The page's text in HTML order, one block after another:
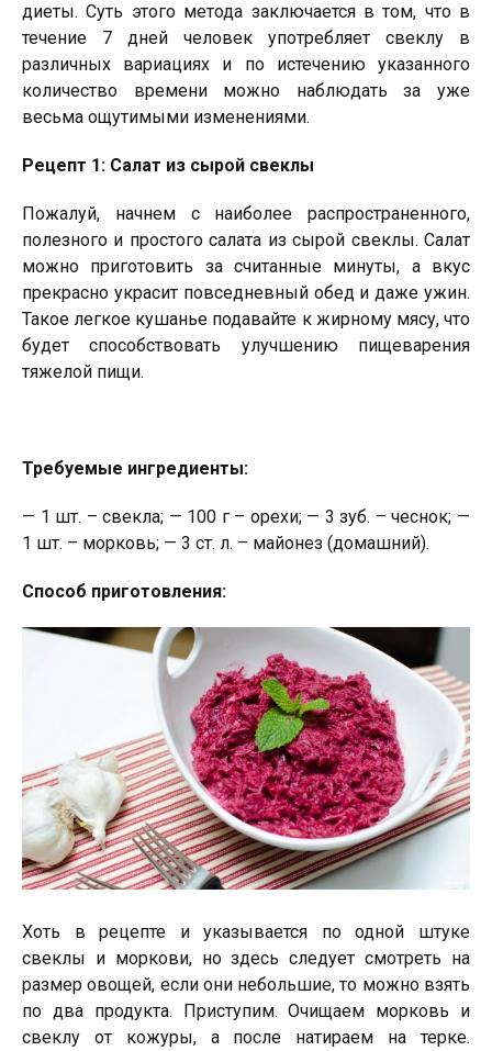
диеты. Суть этого метода заключается в том, что в
течение 7 дней человек употребляет свеклу в
различных вариациях и по истечению указанного
количество времени можно наблюдать за уже
весьма ощутимыми изменениями.
Рецепт 1: Салат из сырой свеклы
Пожалуй, начнем с наиболее распространенного,
полезного и простого салата из сырой свеклы. Салат
можно приготовить за считанные минуты, а вкус
прекрасно украсит повседневный обед и даже ужин.
Такое легкое кушанье подавайте к жирному мясу, что
будет способствовать улучшению пищеварения
тяжелой пищи.
Требуемые ингредиенты:
— 1 шт. – свекла; — 100 г – орехи; — 3 зуб. – чеснок; —
1 шт. – морковь; — 3 ст. л. – майонез (домашний).
Способ приготовления:
Хоть в рецепте и указывается по одной штуке
свеклы и моркови, но здесь следует смотреть на
размер овощей, если они небольшие, то можно взять
по два продукта. Приступим. Очищаем морковь и
свеклу от кожуры, а после натираем на терке.